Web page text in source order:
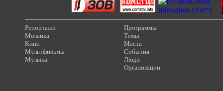
Репортажи
Мозаика
Кино
Мультфильмы
Музыка
Программы
Темы
Места
События
Люди
Организации